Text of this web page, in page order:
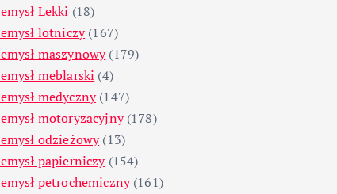
Lekki (18)
lotniczy(167)
maszynowy(179)
meblarski (4)
medyczny(147)
motoryzacyjny(178)
odzieżowy(13)
papierniczy(154)
petrochemiczny(161)